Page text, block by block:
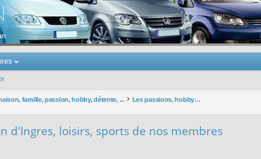
Touran
famille, passion, hobby, détente, ... Les passions, hobbys, violon d'Ingres, loisirs, sports de nos membres
d'Ingres, loisirs, sports de nos membres